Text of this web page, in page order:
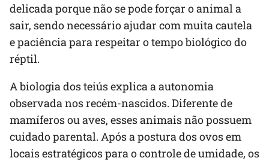
delicada porque não se pode forçar o animal a
sair, sendo necessário ajudar com muita cautela
e paciência para respeitar o tempo biológico do
réptil.
A biologia dos teiús explica a autonomia
observada nos recém-nascidos. Diferente de
mamíferos ou aves, esses animais não possuem
cuidado parental. Após a postura dos ovos em
locais estratégicos para o controle de umidade, os